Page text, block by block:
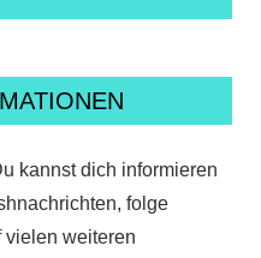
kannst dich informieren
folge
vielen weiteren